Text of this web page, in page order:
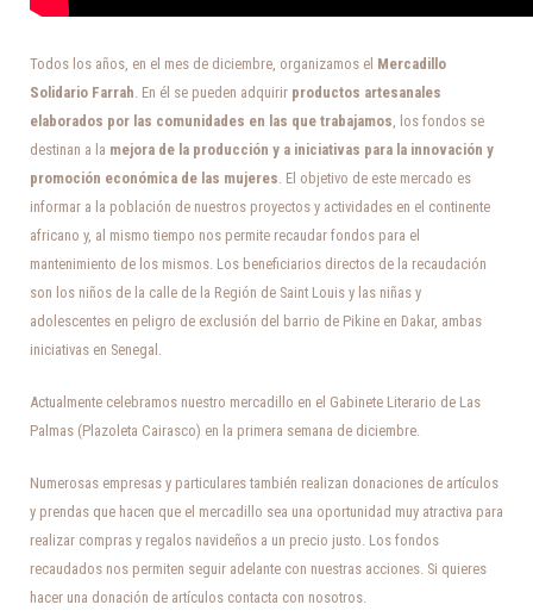
Todos los años, en el mes de diciembre, organizamos el Mercadillo
Solidario Farrah. En él se pueden adquirir productos artesanales
elaborados por las comunidades en las que trabajamos, los fondos se
destinan a la mejora de la producción y a iniciativas para la innovación y
promoción económica de las mujeres. El objetivo de este mercado es
informar a la población de nuestros proyectos y actividades en el continente
africano y, al mismo tiempo nos permite recaudar fondos para el
mantenimiento de los mismos. Los beneficiarios directos de la recaudación
son los niños de la calle de la Región de Saint Louis y las niñas y
adolescentes en peligro de exclusión del barrio de Pikine en Dakar, ambas
iniciativas en Senegal.
Actualmente celebramos nuestro mercadillo en el Gabinete Literario de Las
Palmas (Plazoleta Cairasco) en la primera semana de diciembre.
Numerosas empresas y particulares también realizan donaciones de artículos
y prendas que hacen que el mercadillo sea una oportunidad muy atractiva para
realizar compras y regalos navideños a un precio justo. Los fondos
recaudados nos permiten seguir adelante con nuestras acciones. Si quieres
hacer una donación de artículos contacta con nosotros.